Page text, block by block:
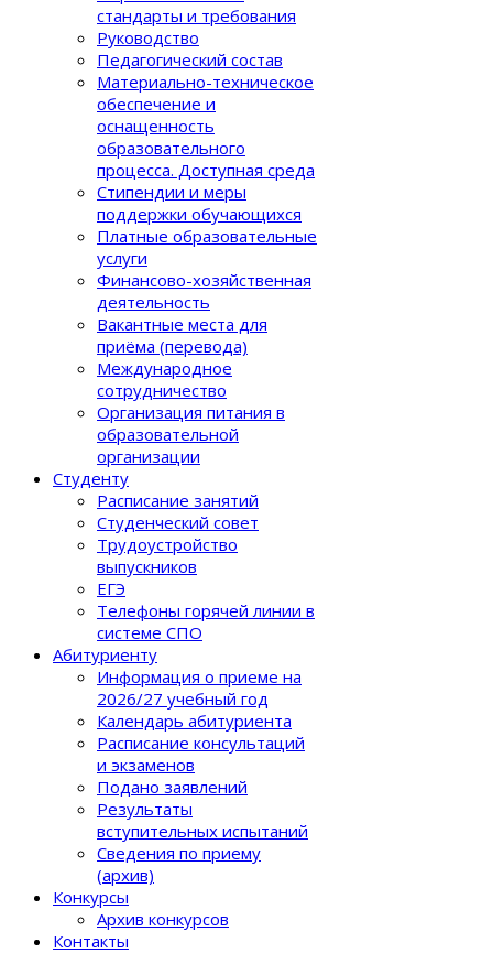
стандарты и требования
Руководство
Педагогический состав
Материально-техническое
обеспечение и
оснащенность
образовательного
процеcса. Доступная среда
Стипендии и меры
поддержки обучающихся
Платные образовательные
услуги
Финансово-хозяйственная
деятельность
Вакантные места для
приёма (перевода)
Международное
сотрудничество
Организация питания в
образовательной
организации
Студенту
Расписание занятий
Студенческий совет
Трудоустройство
выпускников
ЕГЭ
Телефоны горячей линии в
системе СПО
Абитуриенту
Информация о приеме на
2026/27 учебный год
Календарь абитуриента
Расписание консультаций
и экзаменов
Подано заявлений
Результаты
вступительных испытаний
Сведения по приему
(архив)
Конкурсы
Архив конкурсов
Контакты